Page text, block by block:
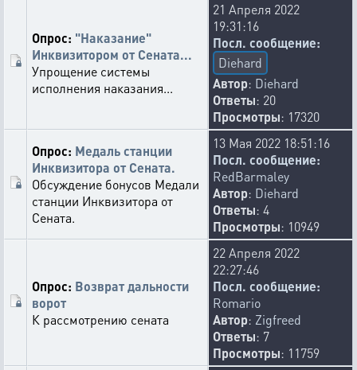
Опрос: "Наказание"
Инквизитором от Сената...
Упрощение системы
исполнения наказания...
21 Апреля 2022
19:31:16
Посл. сообщение:
Diehard
Автор: Diehard
Ответы: 20
Просмотры: 17320
Опрос: Медаль станции
Инквизитора от Сената.
Обсуждение бонусов Медали
станции Инквизитора от
Сената.
13 Мая 2022 18:51:16
Посл. сообщение:
RedBarmaley
Автор: Diehard
Ответы: 4
Просмотры: 10949
Опрос: Возврат дальности
ворот
К рассмотрению сената
22 Апреля 2022
22:27:46
Посл. сообщение:
Romario
Автор: Zigfreed
Ответы: 7
Просмотры: 11759